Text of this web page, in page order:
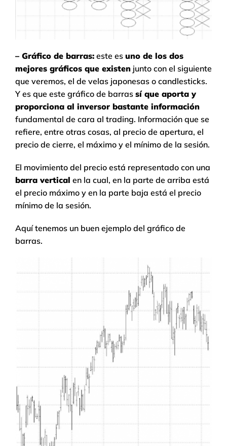
– Gráfico de barras: este es uno de los dos
mejores gráficos que existen junto con el siguiente
que veremos, el de velas japonesas o candlesticks.
Y es que este gráfico de barras sí que aporta y
proporciona al inversor bastante información
fundamental de cara al trading. Información que se
refiere, entre otras cosas, al precio de apertura, el
precio de cierre, el máximo y el mínimo de la sesión.
El movimiento del precio está representado con una
barra vertical en la cual, en la parte de arriba está
el precio máximo y en la parte baja está el precio
mínimo de la sesión.
Aquí tenemos un buen ejemplo del gráfico de
barras.